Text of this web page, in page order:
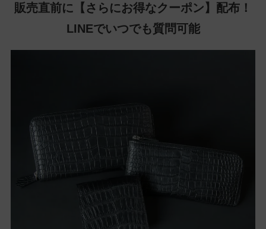
販売直前に【さらにお得なクーポン】配布！
LINEでいつでも質問可能